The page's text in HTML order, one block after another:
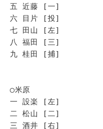
五 近藤 [一]
六 目片 [投]
七 田山 [左]
八 福田 [三]
九 桂田 [捕]
◯米原
一 設楽 [左]
二 松山 [二]
三 酒井 [右]